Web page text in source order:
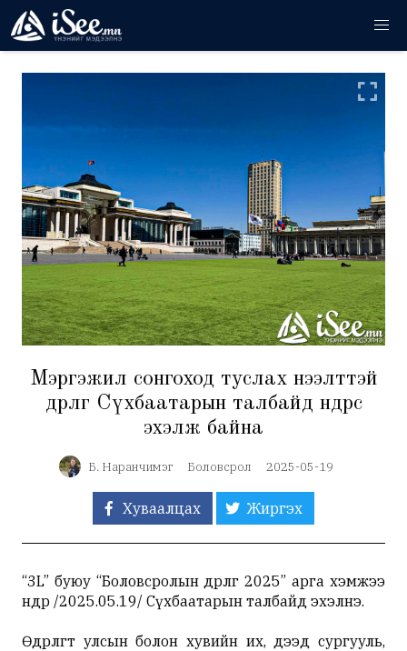
Мэргэжил сонгоход туслах нээлттэй
өдөрлөг Сүхбаатарын талбайд өнөөдрөөс
эхэлж байна
Б. Наранчимэг Боловсрол 2025-05-19
Хуваалцах Жиргэх
“3L” буюу “Боловсролын өдөрлөг 2025” арга хэмжээ
өнөөөдөр /2025.05.19/ Сүхбаатарын талбайд эхэлнэ.
Өдөрлөгт улсын болон хувийн их, дээд сургууль,